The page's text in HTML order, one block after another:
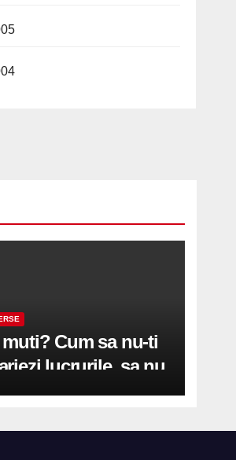
muti? Cum sa nu-ti
lucrurile, sa nu
podeaua sau sa